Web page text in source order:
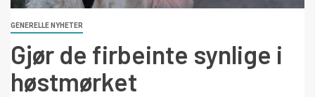
GENERELLE NYHETER
Gjør de firbeinte synlige i
høstmørket